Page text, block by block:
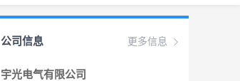
更多信息
公司信息
宇光电气有限公司